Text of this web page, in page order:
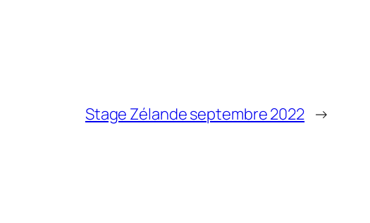
Stage Zélande septembre 2022 →